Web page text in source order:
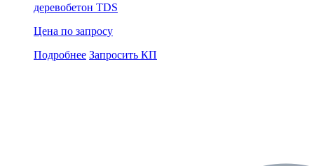
деревобетон TDS
Цена по запросу
Подробнее Запросить КП